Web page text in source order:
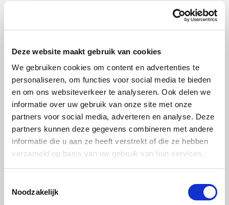
Deze website maakt gebruik van cookies
We gebruiken cookies om content en advertenties te
personaliseren, om functies voor social media te bieden
en om ons websiteverkeer te analyseren. Ook delen we
informatie over uw gebruik van onze site met onze
partners voor social media, adverteren en analyse. Deze
partners kunnen deze gegevens combineren met andere
informatie die u aan ze heeft verstrekt of die ze hebben
verzameld op basis van uw gebruik van hun services.
Noodzakelijk
zuigkracht het beste. Kies bijvoorbeeld voor een
bestaat wel dat los gelegde vloeren omhoog worden
getrokken. Maar dat los je eenvoudig op door de
zuigkracht even een standje lager te zetten.
Welke vloer heb jij?
Zachte ondervloer